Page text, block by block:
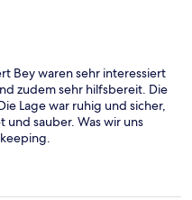
Bey waren sehr interessiert
zudem sehr hilfsbereit. Die
Lage war ruhig und sicher,
sauber. Was wir uns